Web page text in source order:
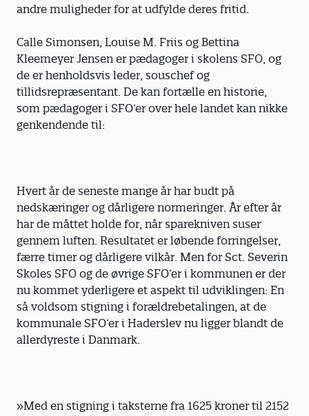
andre muligheder for at udfylde deres fritid.
Calle Simonsen, Louise M. Friis og Bettina
Kleemeyer Jensen er pædagoger i skolens SFO, og
de er henholdsvis leder, souschef og
tillidsrepræsentant. De kan fortælle en historie,
som pædagoger i SFO’er over hele landet kan nikke
genkendende til:
Hvert år de seneste mange år har budt på
nedskæringer og dårligere normeringer. År efter år
har de måttet holde for, når sparekniven suser
gennem luften. Resultatet er løbende forringelser,
færre timer og dårligere vilkår. Men for Sct. Severin
Skoles SFO og de øvrige SFO’er i kommunen er der
nu kommet yderligere et aspekt til udviklingen: En
så voldsom stigning i forældrebetalingen, at de
kommunale SFO’er i Haderslev nu ligger blandt de
allerdyreste i Danmark.
»Med en stigning i taksterne fra 1625 kroner til 2152